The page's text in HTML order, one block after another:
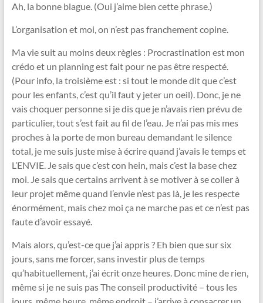
Ah, la bonne blague. (Oui j’aime bien cette phrase.)
L’organisation et moi, on n’est pas franchement copine.
Ma vie suit au moins deux règles : Procrastination est mon
crédo et un planning est fait pour ne pas être respecté.
(Pour info, la troisième est : si tout le monde dit que c’est
pour les enfants, c’est qu’il faut y jeter un oeil). Donc, je ne
vais choquer personne si je dis que je n’avais rien prévu de
particulier, tout s’est fait au fil de l’eau. Je n’ai pas mis mes
proches à la porte de mon bureau demandant le silence
total, je me suis juste mise à écrire quand j’avais le temps et
L’ENVIE. Je sais que c’est con hein, mais c’est la base chez
moi. Je sais que certains arrivent à se motiver à se coller à
leur projet même quand l’envie n’est pas là, je les respecte
énormément, mais chez moi ça ne marche pas et ce n’est pas
faute d’avoir essayé.
Mais alors, qu’est-ce que j’ai appris ? Eh bien que sur six
jours, sans me forcer, sans investir plus de temps
qu’habituellement, j’ai écrit onze heures. Donc mine de rien,
même si je ne suis pas The conseil productivité – tous les